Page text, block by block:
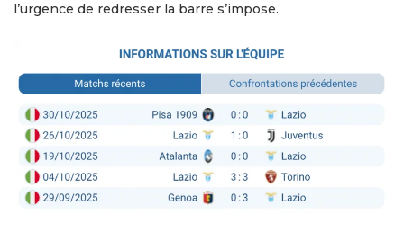
l’urgence de redresser la barre s’impose.